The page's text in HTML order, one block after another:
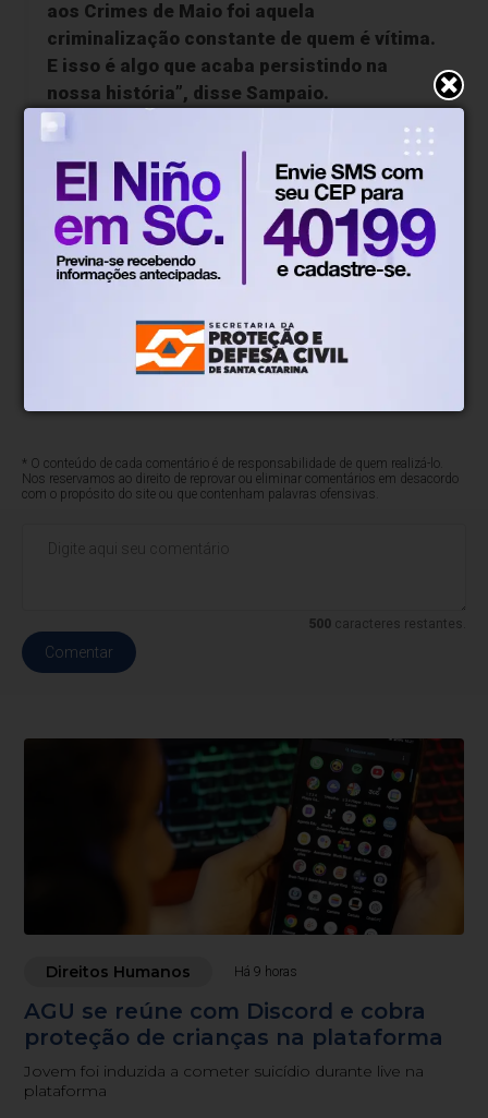
aos Crimes de Maio foi aquela
criminalização constante de quem é vítima.
E isso é algo que acaba persistindo na
nossa história”, disse Sampaio.
Para ele, um dos resultados dessa violência
praticada pelo Estado é gerar mais violência e
insegurança. “Esse caminho que é trilhado pelo
Estado, traz um subproduto péssimo para as
instituições e para nossa própria segurança. A morte
interessa a organizações criminosas, a milícias e a
pessoas que agem ilegalmente dentro das
* O conteúdo de cada comentário é de responsabilidade de quem realizá-lo.
Nos reservamos ao direito de reprovar ou eliminar comentários em desacordo
com o propósito do site ou que contenham palavras ofensivas.
500caracteres restantes.
Comentar
Direitos Humanos Há 9 horas
AGU se reúne com Discord e cobra
proteção de crianças na plataforma
Jovem foi induzida a cometer suicídio durante live na
plataforma